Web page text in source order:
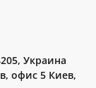
Украина
офис 5 Киев,